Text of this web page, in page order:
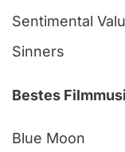
Sentimental
Sinners
Bestes
Blue Moon